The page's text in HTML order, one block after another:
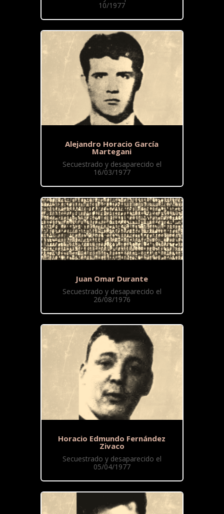
10/1977
Alejandro Horacio García
Martegani
Secuestrado y desaparecido el
16/03/1977
Juan Omar Durante
Secuestrado y desaparecido el
26/08/1976
Horacio Edmundo Fernández
Zivaco
Secuestrado y desaparecido el
05/04/1977